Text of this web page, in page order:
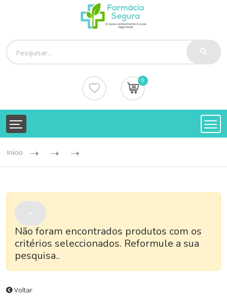
0
Início
×
Não foram encontrados produtos com os
critérios seleccionados. Reformule a sua
pesquisa..
Voltar